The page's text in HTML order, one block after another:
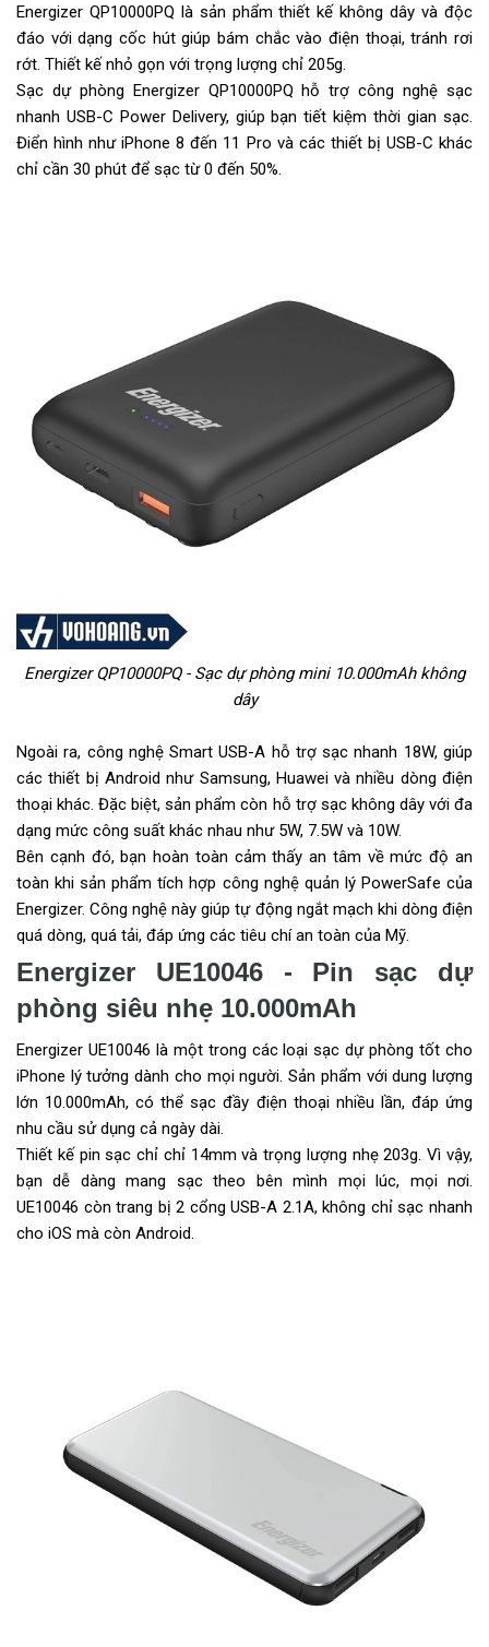
Energizer QP10000PQ là sản phẩm thiết kế không dây và độc
đáo với dạng cốc hút giúp bám chắc vào điện thoại, tránh rơi
rớt. Thiết kế nhỏ gọn với trọng lượng chỉ 205g.
Sạc dự phòng Energizer QP10000PQ hỗ trợ công nghệ sạc
nhanh USB-C Power Delivery, giúp bạn tiết kiệm thời gian sạc.
Điển hình như iPhone 8 đến 11 Pro và các thiết bị USB-C khác
chỉ cần 30 phút để sạc từ 0 đến 50%.
Energizer QP10000PQ - Sạc dự phòng mini 10.000mAh không
dây
Ngoài ra, công nghệ Smart USB-A hỗ trợ sạc nhanh 18W, giúp
các thiết bị Android như Samsung, Huawei và nhiều dòng điện
thoại khác. Đặc biệt, sản phẩm còn hỗ trợ sạc không dây với đa
dạng mức công suất khác nhau như 5W, 7.5W và 10W.
Bên cạnh đó, bạn hoàn toàn cảm thấy an tâm về mức độ an
toàn khi sản phẩm tích hợp công nghệ quản lý PowerSafe của
Energizer. Công nghệ này giúp tự động ngắt mạch khi dòng điện
quá dòng, quá tải, đáp ứng các tiêu chí an toàn của Mỹ.
Energizer UE10046 - Pin sạc dự
phòng siêu nhẹ 10.000mAh
Energizer UE10046 là một trong các loại sạc dự phòng tốt cho
iPhone lý tưởng dành cho mọi người. Sản phẩm với dung lượng
lớn 10.000mAh, có thể sạc đầy điện thoại nhiều lần, đáp ứng
nhu cầu sử dụng cả ngày dài.
Thiết kế pin sạc chỉ chỉ 14mm và trọng lượng nhẹ 203g. Vì vậy,
bạn dễ dàng mang sạc theo bên mình mọi lúc, mọi nơi.
UE10046 còn trang bị 2 cổng USB-A 2.1A, không chỉ sạc nhanh
cho iOS mà còn Android.